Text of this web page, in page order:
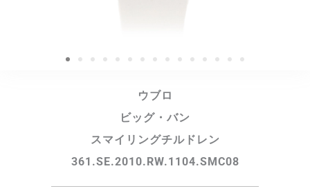
ウブロ
ビッグ・バン
スマイリングチルドレン
361.SE.2010.RW.1104.SMC08